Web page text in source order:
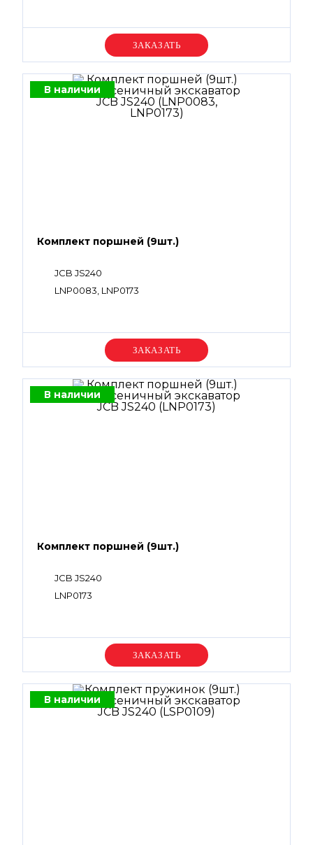
Уточняйте цену
В наличии
Комплект поршней (9шт.)
JCB JS240
LNP0083, LNP0173
Уточняйте цену
В наличии
Комплект поршней (9шт.)
JCB JS240
LNP0173
Уточняйте цену
В наличии